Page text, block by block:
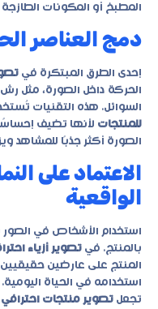
المطبخ أو المكونات
دمج العناصر
إحدى الطرق المبتكرة في
الحركة داخل الصورة، مثل رش
السوائل. هذه التقنيات
للمنتجات لأنها تضيف إحساسًا
الصورة أكثر جذبًا للمشاهد
الاعتماد على
الواقعية
استخدام الأشخاص في الصور
بالمنتج. في تصوير أزياء
المنتج على عارضين
استخدامه في الحياة
تجعل تصوير منتجات احترافي